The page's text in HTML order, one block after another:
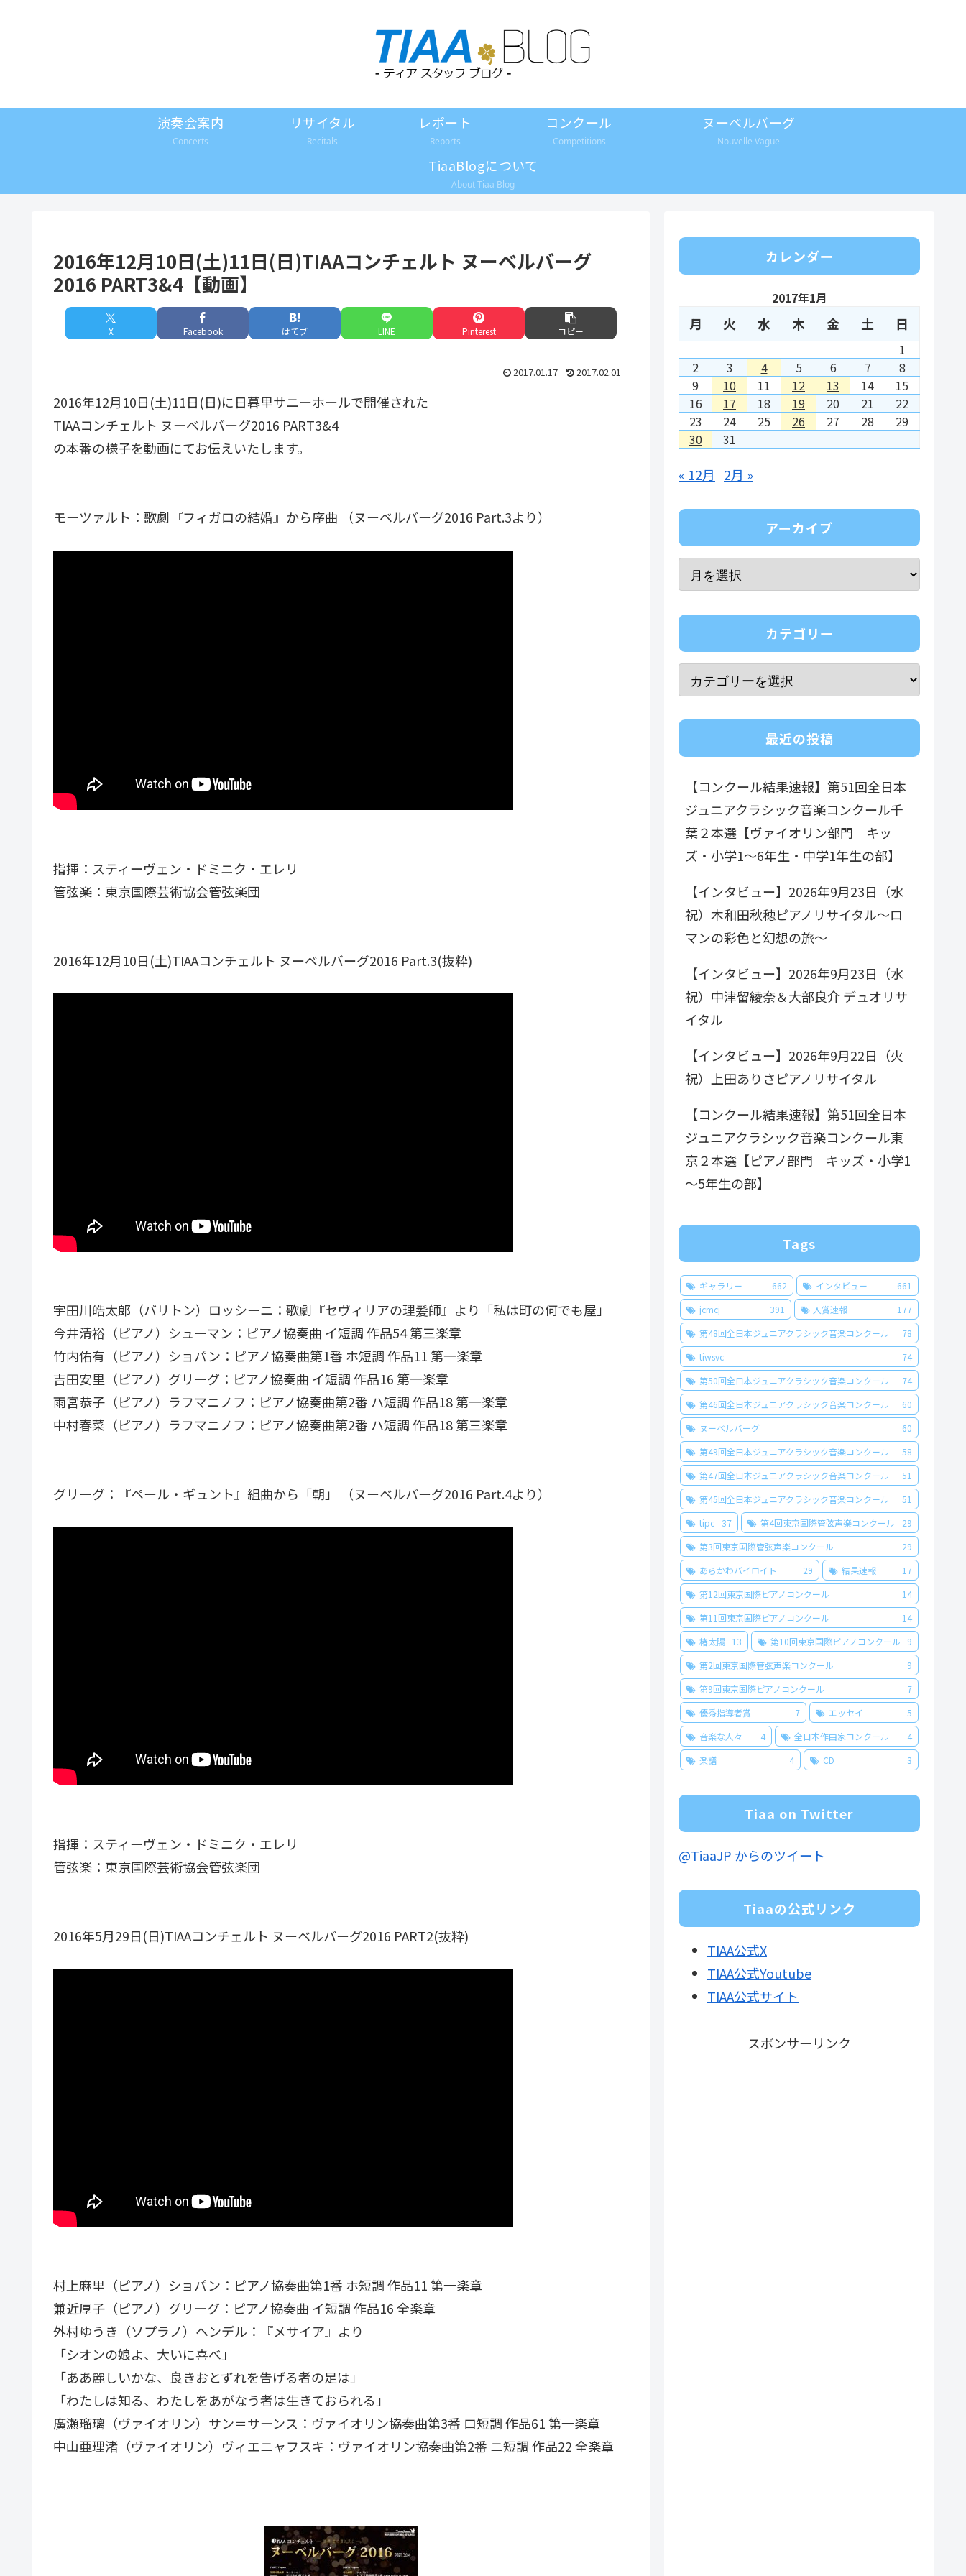
演奏会案内
Concerts
リサイタル
Recitals
レポート
Reports
コンクール
Competitions
ヌーベルバーグ
Nouvelle Vague
TiaaBlogについて
About Tiaa Blog
2016年12月10日(土)11日(日)TIAAコンチェルト ヌーベルバーグ
2016 PART3&4【動画】
X Facebook はてブ LINE Pinterest コピー
2017.01.17 2017.02.01
2016年12月10日(土)11日(日)に日暮里サニーホールで開催された
TIAAコンチェルト ヌーベルバーグ2016 PART3&4
の本番の様子を動画にてお伝えいたします。
モーツァルト：歌劇『フィガロの結婚』から序曲 （ヌーベルバーグ2016 Part.3より）
指揮：スティーヴェン・ドミニク・エレリ
管弦楽：東京国際芸術協会管弦楽団
2016年12月10日(土)TIAAコンチェルト ヌーベルバーグ2016 Part.3(抜粋)
宇田川皓太郎（バリトン）ロッシーニ：歌劇『セヴィリアの理髪師』より「私は町の何でも屋」
今井清裕（ピアノ）シューマン：ピアノ協奏曲 イ短調 作品54 第三楽章
竹内佑有（ピアノ）ショパン：ピアノ協奏曲第1番 ホ短調 作品11 第一楽章
吉田安里（ピアノ）グリーグ：ピアノ協奏曲 イ短調 作品16 第一楽章
雨宮恭子（ピアノ）ラフマニノフ：ピアノ協奏曲第2番 ハ短調 作品18 第一楽章
中村春菜（ピアノ）ラフマニノフ：ピアノ協奏曲第2番 ハ短調 作品18 第三楽章
グリーグ：『ペール・ギュント』組曲から「朝」 （ヌーベルバーグ2016 Part.4より）
指揮：スティーヴェン・ドミニク・エレリ
管弦楽：東京国際芸術協会管弦楽団
2016年5月29日(日)TIAAコンチェルト ヌーベルバーグ2016 PART2(抜粋)
村上麻里（ピアノ）ショパン：ピアノ協奏曲第1番 ホ短調 作品11 第一楽章
兼近厚子（ピアノ）グリーグ：ピアノ協奏曲 イ短調 作品16 全楽章
外村ゆうき（ソプラノ）ヘンデル：『メサイア』より
「シオンの娘よ、大いに喜べ」
「ああ麗しいかな、良きおとずれを告げる者の足は」
「わたしは知る、わたしをあがなう者は生きておられる」
廣瀬瑠璃（ヴァイオリン）サン＝サーンス：ヴァイオリン協奏曲第3番 ロ短調 作品61 第一楽章
中山亜理渚（ヴァイオリン）ヴィエニャフスキ：ヴァイオリン協奏曲第2番 ニ短調 作品22 全楽章
カレンダー
2017年1月
月 火 水 木 金 土 日
1
2
3 4 5 6 7
8
9
10 11 12 13 14
15
16
17 18 19 20 21
22
23
24 25 26 27 28
29
30
31
« 12月 2月 »
アーカイブ
カテゴリー
最近の投稿
【コンクール結果速報】第51回全日本
ジュニアクラシック音楽コンクール千
葉２本選【ヴァイオリン部門 キッ
ズ・小学1～6年生・中学1年生の部】
【インタビュー】2026年9月23日（水
祝）木和田秋穂ピアノリサイタル～ロ
マンの彩色と幻想の旅～
【インタビュー】2026年9月23日（水
祝）中津留綾奈＆大部良介 デュオリサ
イタル
【インタビュー】2026年9月22日（火
祝）上田ありさピアノリサイタル
【コンクール結果速報】第51回全日本
ジュニアクラシック音楽コンクール東
京２本選【ピアノ部門 キッズ・小学1
～5年生の部】
Tags
ギャラリー 662 インタビュー
661
jcmcj
391 入賞速報
177
第48回全日本ジュニアクラシック音楽コンクール
78
tiwsvc
74
第50回全日本ジュニアクラシック音楽コンクール
74
第46回全日本ジュニアクラシック音楽コンクール
60
ヌーベルバーグ
60
第49回全日本ジュニアクラシック音楽コンクール
58
第47回全日本ジュニアクラシック音楽コンクール
51
第45回全日本ジュニアクラシック音楽コンクール
51
tipc
37 第4回東京国際管弦声楽コンクール
29
第3回東京国際管弦声楽コンクール
29
あらかわバイロイト
29 結果速報
17
第12回東京国際ピアノコンクール
14
第11回東京国際ピアノコンクール
14
椿太陽
13 第10回東京国際ピアノコンクール
9
第2回東京国際管弦声楽コンクール
9
第9回東京国際ピアノコンクール
7
優秀指導者賞
7 エッセイ
5
音楽な人々
4 全日本作曲家コンクール
4
楽譜
4 CD 3
Tiaa on Twitter
@TiaaJP からのツイート
Tiaaの公式リンク
TIAA公式X
TIAA公式Youtube
TIAA公式サイト
スポンサーリンク